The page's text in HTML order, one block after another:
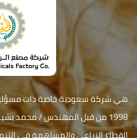
هي شركة سعودية خاصة ذات
1998 من قبل المهندس / محمد